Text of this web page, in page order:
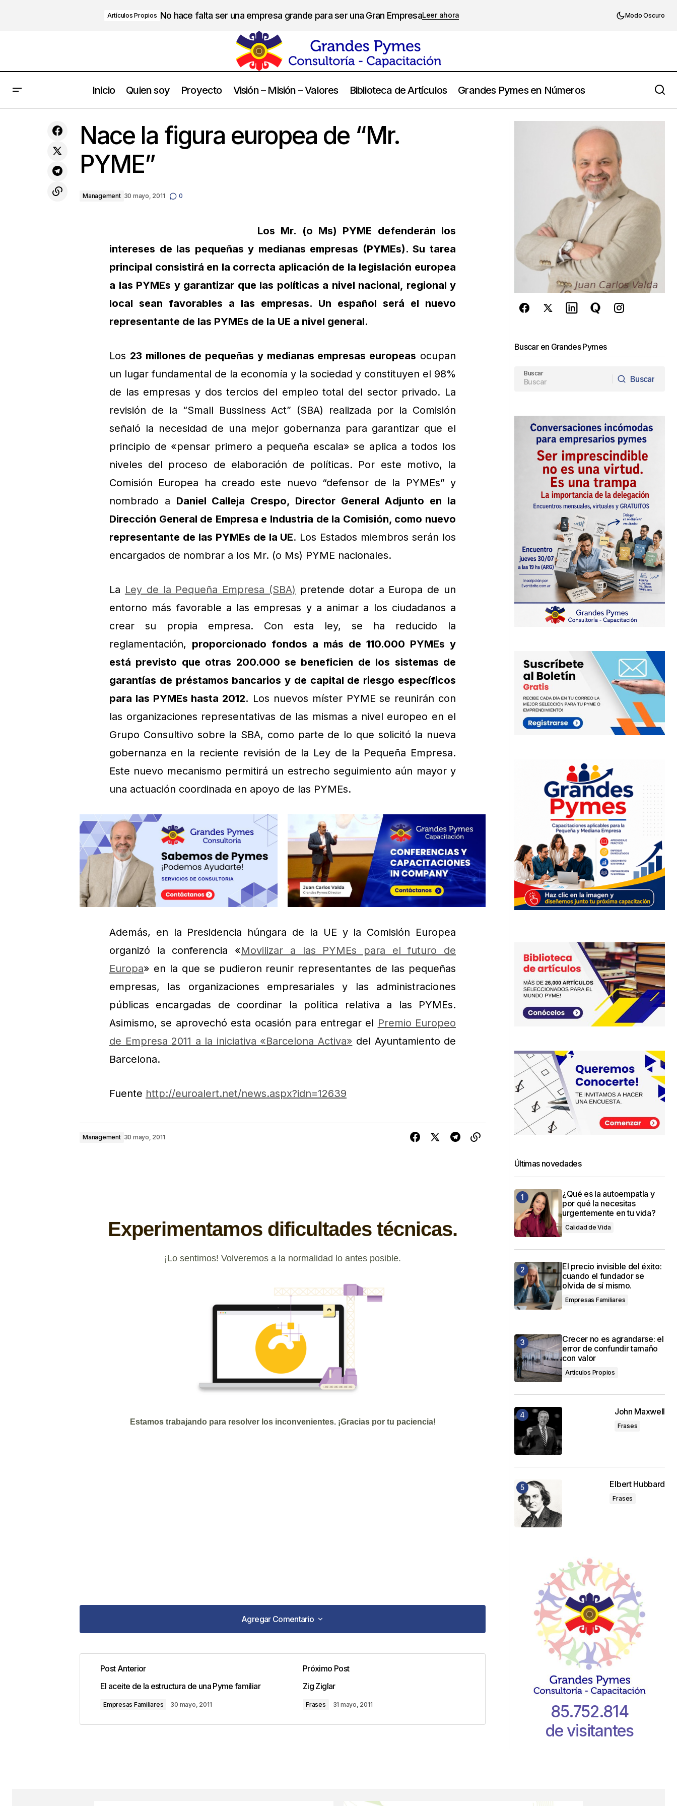
Artículos Propios No hace falta ser una empresa grande para ser una Gran EmpresaLeer ahora Modo Oscuro
Inicio Quien soy Proyecto Visión – Misión – Valores Biblioteca de Artículos Grandes Pymes en Números
Nace la figura europea de “Mr. PYME”
Nace la figura europea de “Mr.
PYME”
Management 30 mayo, 2011 0
Los Mr. (o Ms) PYME defenderán los
intereses de las pequeñas y medianas empresas (PYMEs). Su tarea
principal consistirá en la correcta aplicación de la legislación europea
a las PYMEs y garantizar que las políticas a nivel nacional, regional y
local sean favorables a las empresas. Un español será el nuevo
representante de las PYMEs de la UE a nivel general.
Los 23 millones de pequeñas y medianas empresas europeas ocupan
un lugar fundamental de la economía y la sociedad y constituyen el 98%
de las empresas y dos tercios del empleo total del sector privado. La
revisión de la “Small Bussiness Act” (SBA) realizada por la Comisión
señaló la necesidad de una mejor gobernanza para garantizar que el
principio de «pensar primero a pequeña escala» se aplica a todos los
niveles del proceso de elaboración de políticas. Por este motivo, la
Comisión Europea ha creado este nuevo “defensor de la PYMEs” y
nombrado a Daniel Calleja Crespo, Director General Adjunto en la
Dirección General de Empresa e Industria de la Comisión, como nuevo
representante de las PYMEs de la UE. Los Estados miembros serán los
encargados de nombrar a los Mr. (o Ms) PYME nacionales.
La Ley de la Pequeña Empresa (SBA) pretende dotar a Europa de un
entorno más favorable a las empresas y a animar a los ciudadanos a
crear su propia empresa. Con esta ley, se ha reducido la
reglamentación, proporcionado fondos a más de 110.000 PYMEs y
está previsto que otras 200.000 se beneficien de los sistemas de
garantías de préstamos bancarios y de capital de riesgo específicos
para las PYMEs hasta 2012. Los nuevos míster PYME se reunirán con
las organizaciones representativas de las mismas a nivel europeo en el
Grupo Consultivo sobre la SBA, como parte de lo que solicitó la nueva
gobernanza en la reciente revisión de la Ley de la Pequeña Empresa.
Este nuevo mecanismo permitirá un estrecho seguimiento aún mayor y
una actuación coordinada en apoyo de las PYMEs.
Además, en la Presidencia húngara de la UE y la Comisión Europea
organizó la conferencia «Movilizar a las PYMEs para el futuro de
Europa» en la que se pudieron reunir representantes de las pequeñas
empresas, las organizaciones empresariales y las administraciones
públicas encargadas de coordinar la política relativa a las PYMEs.
Asimismo, se aprovechó esta ocasión para entregar el Premio Europeo
de Empresa 2011 a la iniciativa «Barcelona Activa» del Ayuntamiento de
Barcelona.
Fuente http://euroalert.net/news.aspx?idn=12639
Management 30 mayo, 2011
Agregar Comentario
Agregar Comentario
Excellent way of describing, and fastidious post to take facts regarding my presentation topic, which
i am going to convey
in school.
Post Anterior
El aceite de la estructura de una Pyme familiar
Empresas Familiares 30 mayo, 2011
Próximo Post
Zig Ziglar
Frases 31 mayo, 2011
Buscar en Grandes Pymes
Buscar
Buscar
Últimas novedades
¿Qué es la autoempatía y
por qué la necesitas
urgentemente en tu vida?
Calidad de Vida
El precio invisible del éxito:
cuando el fundador se
olvida de sí mismo.
Empresas Familiares
Crecer no es agrandarse: el
error de confundir tamaño
con valor
Artículos Propios
John Maxwell
Frases
Elbert Hubbard
Frases
85.752.814
de visitantes